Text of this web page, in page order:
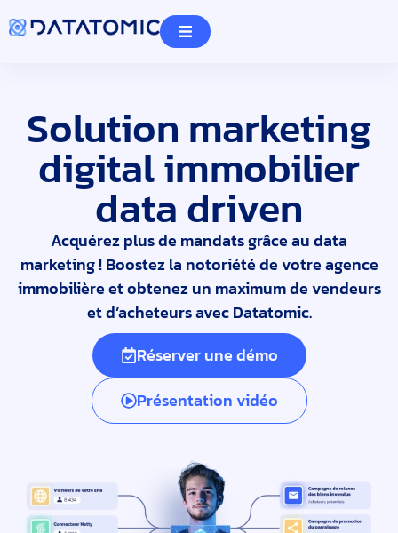
Solution marketing
digital immobilier
data driven
Acquérez plus de mandats grâce au data
marketing ! Boostez la notoriété de votre agence
immobilière et obtenez un maximum de vendeurs
et d’acheteurs avec Datatomic.
Réserver une démo
Présentation vidéo